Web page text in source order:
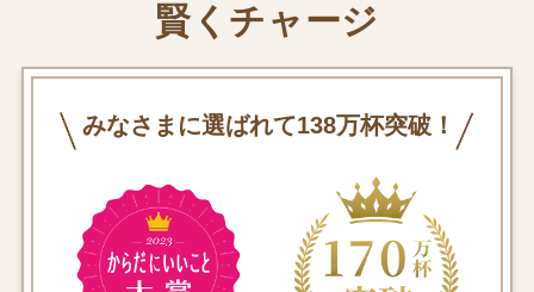
賢くチャージ
みなさまに選ばれて138万杯突破！